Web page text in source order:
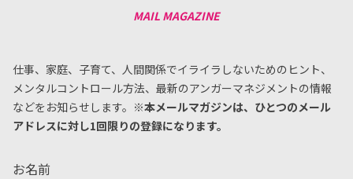
仕事、家庭、子育て、人間関係でイライラしないためのヒント、
メンタルコントロール方法、 最新のアンガーマネジメントの情報
などをお知らせします。 ※本メールマガジンは、ひとつのメール
アドレスに対し1回限りの登録になります。
お名前